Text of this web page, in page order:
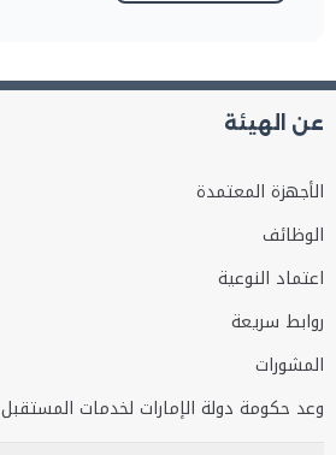
عن الهيئة
الأجهزة المعتمدة
الوظائف
اعتماد النوعية
روابط سريعة
المشورات
وعد حكومة دولة الإمارات لخدمات المستقبل